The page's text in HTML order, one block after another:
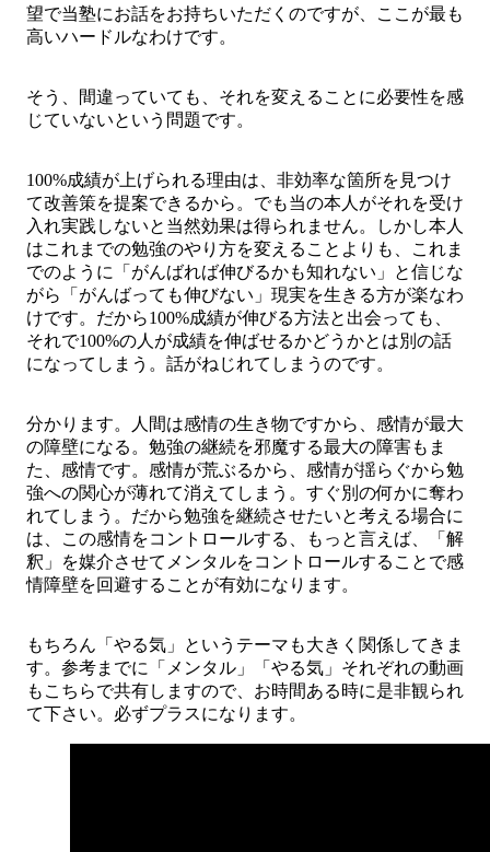
望で当塾にお話をお持ちいただくのですが、ここが最も
高いハードルなわけです。
そう、間違っていても、それを変えることに必要性を感
じていないという問題です。
100%成績が上げられる理由は、非効率な箇所を見つけ
て改善策を提案できるから。でも当の本人がそれを受け
入れ実践しないと当然効果は得られません。しかし本人
はこれまでの勉強のやり方を変えることよりも、これま
でのように「がんばれば伸びるかも知れない」と信じな
がら「がんばっても伸びない」現実を生きる方が楽なわ
けです。だから100%成績が伸びる方法と出会っても、
それで100%の人が成績を伸ばせるかどうかとは別の話
になってしまう。話がねじれてしまうのです。
分かります。人間は感情の生き物ですから、感情が最大
の障壁になる。勉強の継続を邪魔する最大の障害もま
た、感情です。感情が荒ぶるから、感情が揺らぐから勉
強への関心が薄れて消えてしまう。すぐ別の何かに奪わ
れてしまう。だから勉強を継続させたいと考える場合に
は、この感情をコントロールする、もっと言えば、「解
釈」を媒介させてメンタルをコントロールすることで感
情障壁を回避することが有効になります。
もちろん「やる気」というテーマも大きく関係してきま
す。参考までに「メンタル」「やる気」それぞれの動画
もこちらで共有しますので、お時間ある時に是非観られ
て下さい。必ずプラスになります。